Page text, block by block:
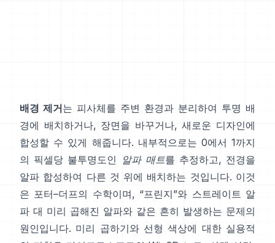
배경 제거는 피사체를 주변 환경과 분리하여 투명 배
경에 배치하거나, 장면을 바꾸거나, 새로운 디자인에
합성할 수 있게 해줍니다. 내부적으로는 0에서 1까지
의 픽셀당 불투명도인
알파 매트를 추정하고, 전경을
알파 합성하여 다른 것 위에 배치하는 것입니다. 이것
은 포터–더프의 수학이며, “프린지”와 스트레이트 알
파 대 미리 곱해진 알파와 같은 흔히 발생하는 문제의
원인입니다. 미리 곱하기와 선형 색상에 대한 실용적